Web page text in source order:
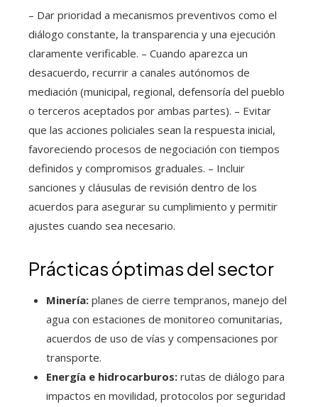
– Dar prioridad a mecanismos preventivos como el
diálogo constante, la transparencia y una ejecución
claramente verificable. – Cuando aparezca un
desacuerdo, recurrir a canales autónomos de
mediación (municipal, regional, defensoría del pueblo
o terceros aceptados por ambas partes). – Evitar
que las acciones policiales sean la respuesta inicial,
favoreciendo procesos de negociación con tiempos
definidos y compromisos graduales. – Incluir
sanciones y cláusulas de revisión dentro de los
acuerdos para asegurar su cumplimiento y permitir
ajustes cuando sea necesario.
Prácticas óptimas del sector
Minería: planes de cierre tempranos, manejo del
agua con estaciones de monitoreo comunitarias,
acuerdos de uso de vías y compensaciones por
transporte.
Energía e hidrocarburos: rutas de diálogo para
impactos en movilidad, protocolos por seguridad